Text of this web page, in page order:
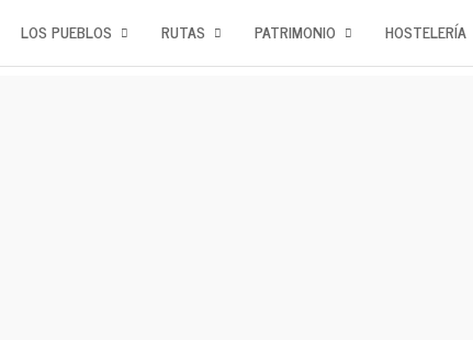
LOS PUEBLOS RUTAS PATRIMONIO HOSTELERÍA